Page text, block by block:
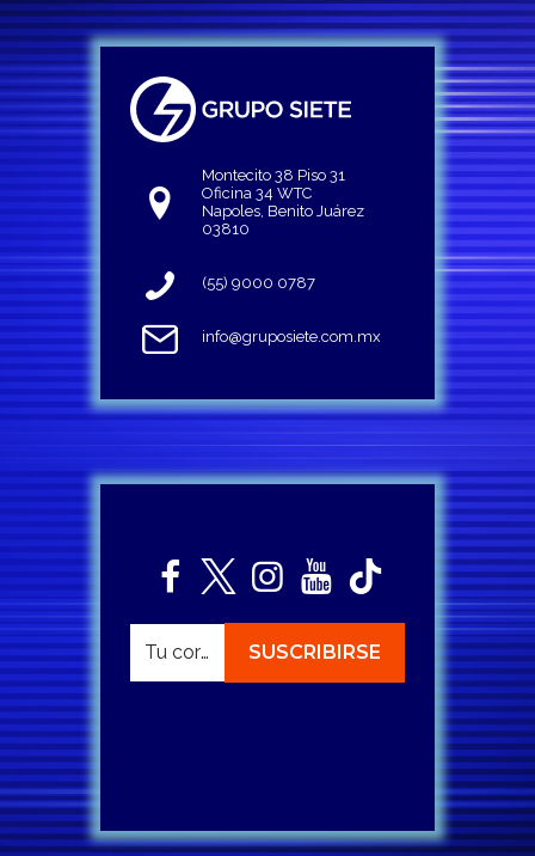
Montecito 38 Piso 31
Oficina 34 WTC
Napoles, Benito Juárez
03810
(55) 9000 0787
info@gruposiete.com.mx